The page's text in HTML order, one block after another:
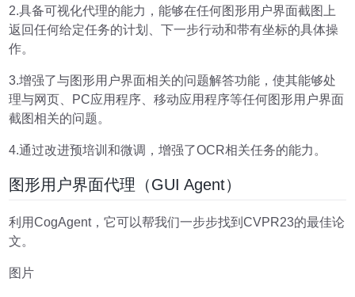
2.具备可视化代理的能力，能够在任何图形用户界面截图上
返回任何给定任务的计划、下⼀步行动和带有坐标的具体操
作。
3.增强了与图形用户界面相关的问题解答功能，使其能够处
理与网页、PC应用程序、移动应用程序等任何图形用户界面
截图相关的问题。
4.通过改进预培训和微调，增强了OCR相关任务的能力。
图形用户界面代理（GUI Agent）
利用CogAgent，它可以帮我们一步步找到CVPR23的最佳论
文。
图片